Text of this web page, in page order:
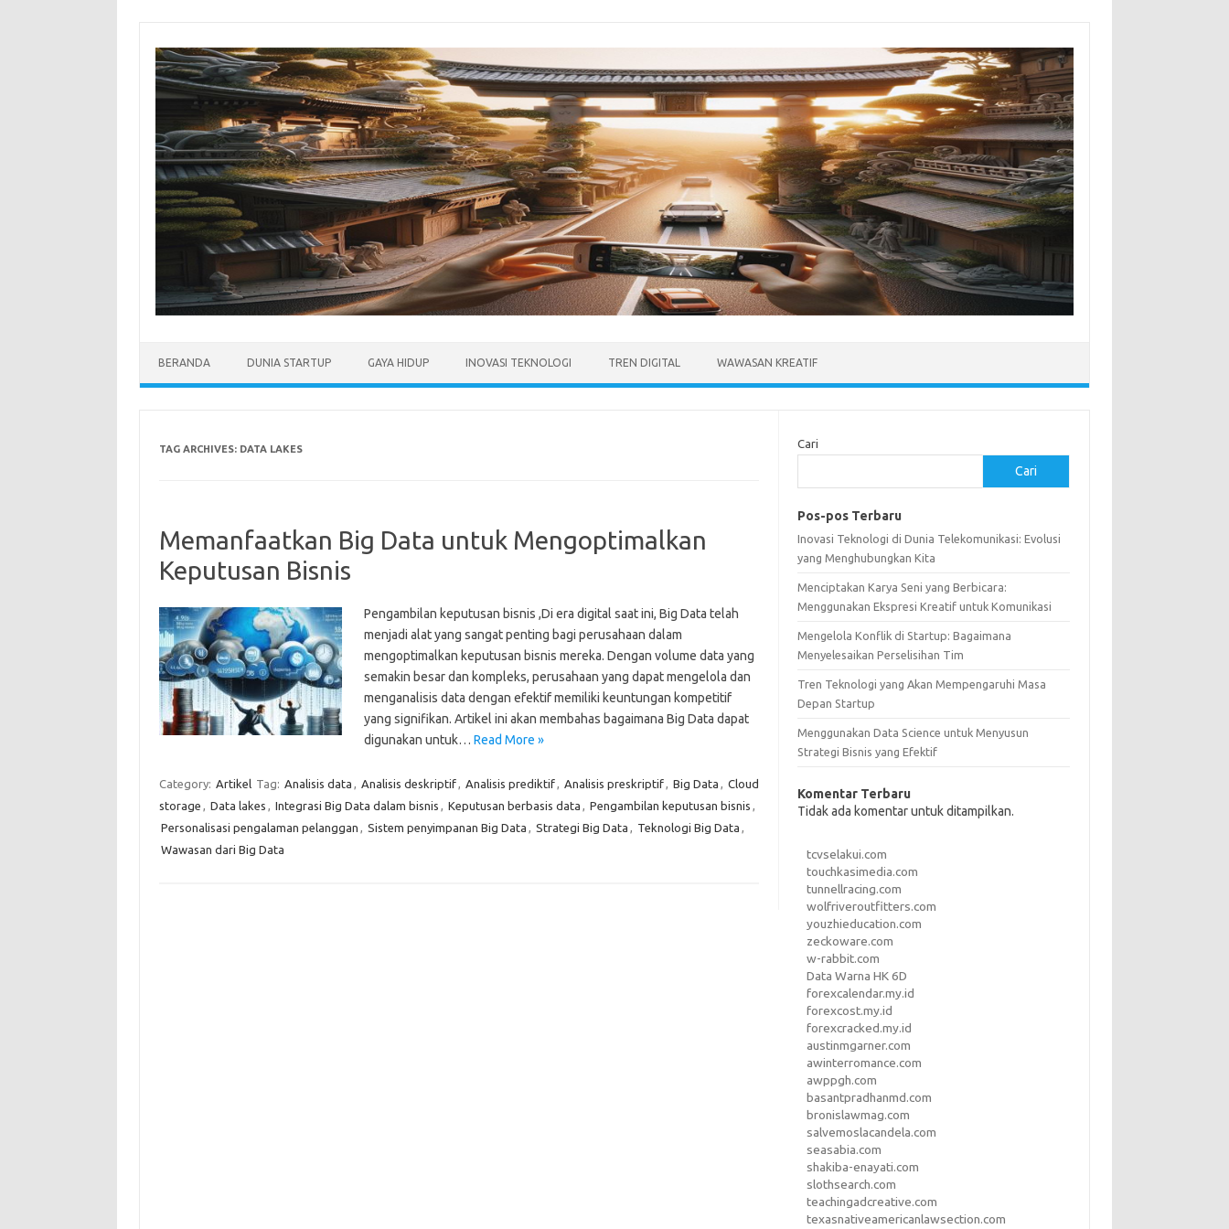
content
BERANDA DUNIA STARTUP GAYA HIDUP INOVASI TEKNOLOGI TREN DIGITAL WAWASAN KREATIF
TAG ARCHIVES: DATA LAKES
Memanfaatkan Big Data untuk Mengoptimalkan
Keputusan Bisnis
Pengambilan keputusan bisnis ,Di era digital saat ini, Big Data telah
menjadi alat yang sangat penting bagi perusahaan dalam
mengoptimalkan keputusan bisnis mereka. Dengan volume data yang
semakin besar dan kompleks, perusahaan yang dapat mengelola dan
menganalisis data dengan efektif memiliki keuntungan kompetitif
yang signifikan. Artikel ini akan membahas bagaimana Big Data dapat
digunakan untuk… Read More »
Category: Artikel Tag: Analisis data , Analisis deskriptif, Analisis prediktif, Analisis preskriptif, Big Data , Cloud
storage , Data lakes , Integrasi Big Data dalam bisnis , Keputusan berbasis data , Pengambilan keputusan bisnis ,
Personalisasi pengalaman pelanggan , Sistem penyimpanan Big Data , Strategi Big Data , Teknologi Big Data ,
Wawasan dari Big Data
Cari
Cari
Pos-pos Terbaru
Inovasi Teknologi di Dunia Telekomunikasi: Evolusi
yang Menghubungkan Kita
Menciptakan Karya Seni yang Berbicara:
Menggunakan Ekspresi Kreatif untuk Komunikasi
Mengelola Konflik di Startup: Bagaimana
Menyelesaikan Perselisihan Tim
Tren Teknologi yang Akan Mempengaruhi Masa
Depan Startup
Menggunakan Data Science untuk Menyusun
Strategi Bisnis yang Efektif
Komentar Terbaru
Tidak ada komentar untuk ditampilkan.
tcvselakui.com
touchkasimedia.com
tunnellracing.com
wolfriveroutfitters.com
youzhieducation.com
zeckoware.com
w-rabbit.com
Data Warna HK 6D
forexcalendar.my.id
forexcost.my.id
forexcracked.my.id
austinmgarner.com
awinterromance.com
awppgh.com
basantpradhanmd.com
bronislawmag.com
salvemoslacandela.com
seasabia.com
shakiba-enayati.com
slothsearch.com
teachingadcreative.com
texasnativeamericanlawsection.com